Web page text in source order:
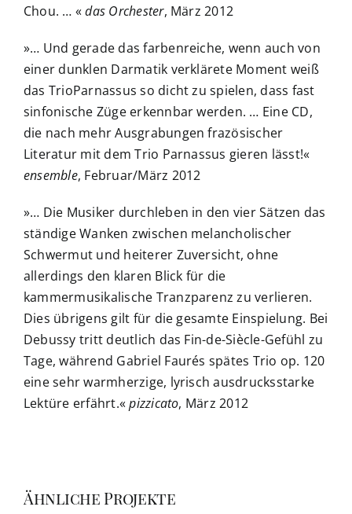
Chou. … «das Orchester, März 2012
»… Und gerade das farbenreiche, wenn auch von
einer dunklen Darmatik verklärete Moment weiß
das TrioParnassus so dicht zu spielen, dass fast
sinfonische Züge erkennbar werden. … Eine CD,
die nach mehr Ausgrabungen frazösischer
Literatur mit dem Trio Parnassus gieren lässt!«
ensemble, Februar/März 2012
»… Die Musiker durchleben in den vier Sätzen das
ständige Wanken zwischen melancholischer
Schwermut und heiterer Zuversicht, ohne
allerdings den klaren Blick für die
kammermusikalische Tranzparenz zu verlieren.
Dies übrigens gilt für die gesamte Einspielung. Bei
Debussy tritt deutlich das Fin-de-Siècle-Gefühl zu
Tage, während Gabriel Faurés spätes Trio op. 120
eine sehr warmherzige, lyrisch ausdrucksstarke
Lektüre erfährt.«pizzicato, März 2012
Ähnliche Projekte